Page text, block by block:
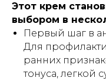
Этот крем
выбором в
Первый шаг в
Для
ранних
тонуса, легкой
Политика
конфиденциальности
Согласие на обработку
персональных данных
ИП Морозов Арсений
ИНН: 504792582440